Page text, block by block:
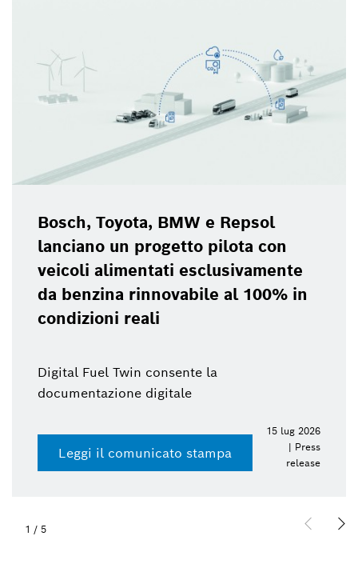
Bosch, Toyota, BMW e Repsol
lanciano un progetto pilota con
veicoli alimentati esclusivamente
da benzina rinnovabile al 100% in
condizioni reali
Digital Fuel Twin consente la
documentazione digitale
Leggi il comunicato stampa
15 lug 2026
| Press
release
1 / 5